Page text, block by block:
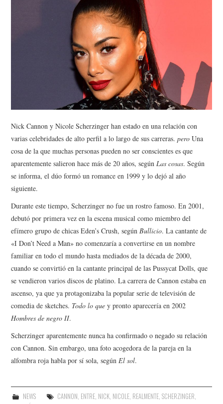
Nick Cannon y Nicole Scherzinger han estado en una relación con
varias celebridades de alto perfil a lo largo de sus carreras.pero Una
cosa de la que muchas personas pueden no ser conscientes es que
aparentemente salieron hace más de 20 años, segúnLas cosas. Según
se informa, el dúo formó un romance en 1999 y lo dejó al año
siguiente.
Durante este tiempo, Scherzinger no fue un rostro famoso. En 2001,
debutó por primera vez en la escena musical como miembro del
efímero grupo de chicas Eden’s Crush, segúnBullicio. La cantante de
«I Don’t Need a Man» no comenzaría a convertirse en un nombre
familiar en todo el mundo hasta mediados de la década de 2000,
cuando se convirtió en la cantante principal de las Pussycat Dolls, que
se vendieron varios discos de platino. La carrera de Cannon estaba en
ascenso, ya que ya protagonizaba la popular serie de televisión de
comedia de sketches. Todo lo quey pronto aparecería en 2002
Hombres de negro II.
Scherzinger aparentemente nunca ha confirmado o negado su relación
con Cannon. Sin embargo, una foto acogedora de la pareja en la
alfombra roja habla por sí sola, segúnEl sol.
NEWS CANNON, ENTRE, NICK, NICOLE, REALMENTE, SCHERZINGER,